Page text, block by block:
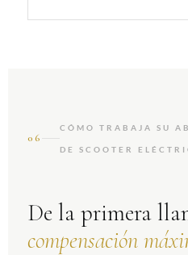
06
CÓMO TRABAJA SU
DE SCOOTER
De la primera
compensación